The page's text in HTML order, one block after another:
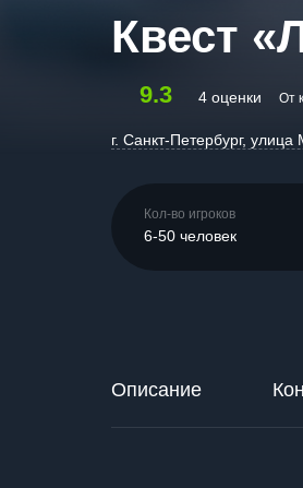
Квест
9.3 4 оценки От
г. Санкт-Петербург,
Кол-во игроков
6-50 человек
Описание